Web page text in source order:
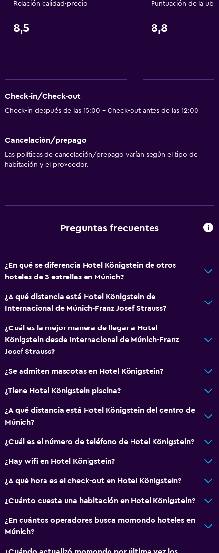
Relación calidad-precio
8,5
Puntuación de la
8,8
Check-in/Check-out
Check-in después de las 15:00 - Check-out antes de las 12:00
Cancelación/prepago
Las políticas de cancelación/prepago varían según el tipo de
habitación y el proveedor.
Preguntas frecuentes
¿En qué se diferencia Hotel Königstein de otros
hoteles de 3 estrellas en Múnich?
¿A qué distancia está Hotel Königstein de
Internacional de Múnich-Franz Josef Strauss?
¿Cuál es la mejor manera de llegar a Hotel
Königstein desde Internacional de Múnich-Franz
Josef Strauss?
¿Se admiten mascotas en Hotel Königstein?
¿Tiene Hotel Königstein piscina?
¿A qué distancia está Hotel Königstein del centro de
Múnich?
¿Cuál es el número de teléfono de Hotel Königstein?
¿Hay wifi en Hotel Königstein?
¿A qué hora es el check-out en Hotel Königstein?
¿Cuánto cuesta una habitación en Hotel Königstein?
¿En cuántos operadores busca momondo hoteles en
Múnich?
¿Cuándo actualizó momondo por última vez los